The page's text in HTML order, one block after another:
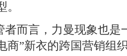
者而言，力曼现象也是
商”新衣的跨国营销组